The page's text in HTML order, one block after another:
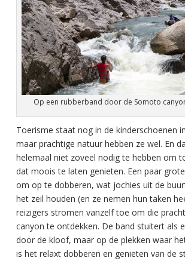
Op een rubberband door de Somoto
Toerisme staat nog in de kinderschoenen
maar prachtige natuur hebben ze wel. En
helemaal niet zoveel nodig te hebben om
dat moois te laten genieten. Een paar
om op te dobberen, wat jochies uit de
het zeil houden (en ze nemen hun taken
reizigers stromen vanzelf toe om die
canyon te ontdekken. De band stuitert als
door de kloof, maar op de plekken waar
is het relaxt dobberen en genieten van de